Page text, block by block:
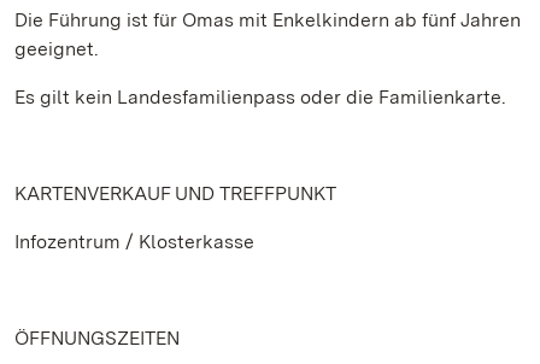
Die Führung ist für Omas mit Enkelkindern ab fünf Jahren
geeignet.
Es gilt kein Landesfamilienpass oder die Familienkarte.
KARTENVERKAUF UND TREFFPUNKT
Infozentrum / Klosterkasse
ÖFFNUNGSZEITEN